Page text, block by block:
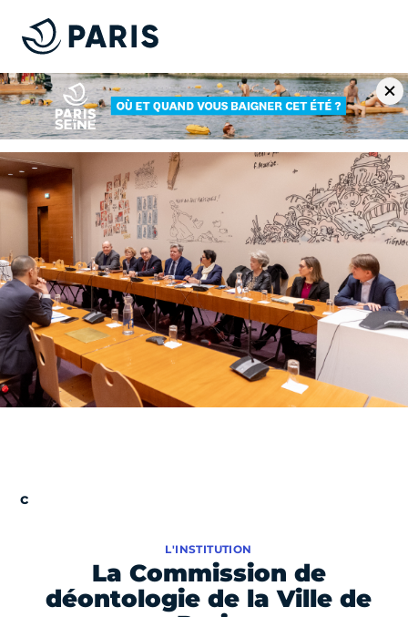
La Commission de
déontologie de la Ville de
L'INSTITUTION